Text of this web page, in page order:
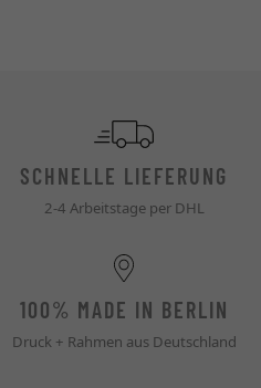
SCHNELLE LIEFERUNG
2-4 Arbeitstage per DHL
100% MADE IN BERLIN
Druck + Rahmen aus Deutschland